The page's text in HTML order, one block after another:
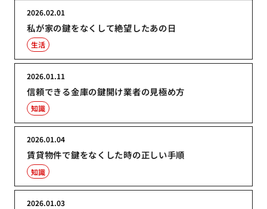
私が家の鍵をなくして絶望したあの日
2026.02.01
生活
信頼できる金庫の鍵開け業者の見極め方
2026.01.11
知識
賃貸物件で鍵をなくした時の正しい手順
2026.01.04
知識
2026.01.03